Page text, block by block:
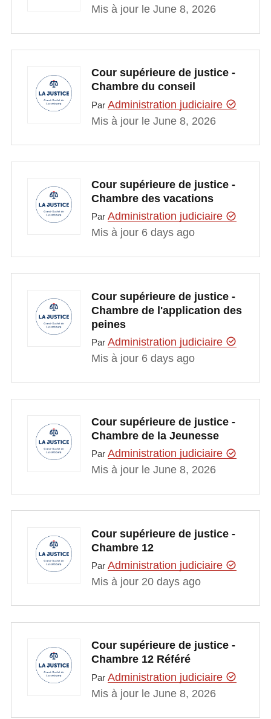
Mis à jour le June 8, 2026
Cour supérieure de justice -
Chambre du conseil
Par Administration judiciaire
Mis à jour le June 8, 2026
Cour supérieure de justice -
Chambre des vacations
Par Administration judiciaire
Mis à jour 6 days ago
Cour supérieure de justice -
Chambre de l'application des
peines
Par Administration judiciaire
Mis à jour 6 days ago
Cour supérieure de justice -
Chambre de la Jeunesse
Par Administration judiciaire
Mis à jour le June 8, 2026
Cour supérieure de justice -
Chambre 12
Par Administration judiciaire
Mis à jour 20 days ago
Cour supérieure de justice -
Chambre 12 Référé
Par Administration judiciaire
Mis à jour le June 8, 2026